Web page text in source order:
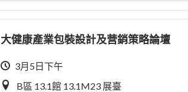
大健康產業包裝設計及营銷策略論壇
3月5日下午
B區 13.1館 13.1M23 展臺